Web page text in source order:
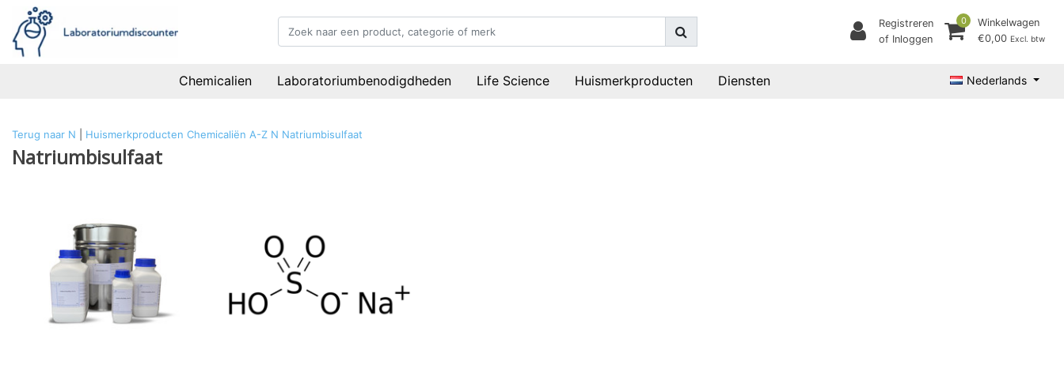
Registreren
of Inloggen
0
Winkelwagen
€0,00 Excl. btw
Chemicalien Laboratoriumbenodigdheden Life Science Huismerkproducten Diensten Nederlands
Terug naar N Huismerkproducten Chemicaliën A-Z N Natriumbisulfaat
Natriumbisulfaat